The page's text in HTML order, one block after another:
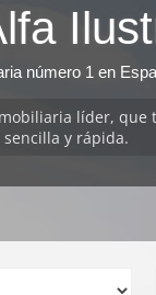
número 1 en
líder, que
y rápida.